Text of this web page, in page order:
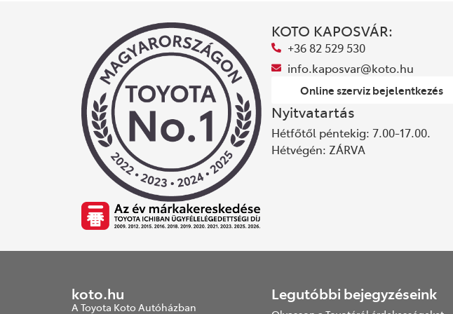
KOTO KAPOSVÁR:
+36 82 529 530
info.kaposvar@koto.hu
Online szerviz bejelentkezés
Nyitvatartás
Hétfőtől péntekig: 7.00-17.00.
Hétvégén: ZÁRVA
koto.hu
A Toyota Koto Autóházban
Legutóbbi bejegyzéseink